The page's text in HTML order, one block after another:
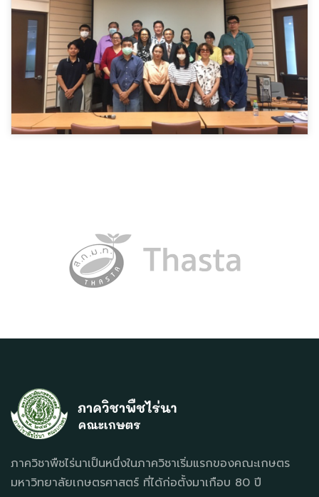
ภาควิชาพืชไร่นาเป็นหนึ่งในภาควิชาเริ่มแรกของคณะเกษตร
มหาวิทยาลัยเกษตรศาสตร์ ที่ได้ก่อตั้งมาเกือบ 80 ปี